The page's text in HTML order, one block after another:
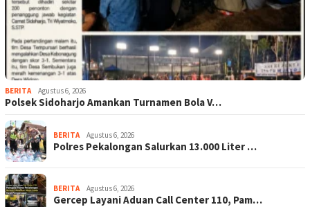
BERITA Agustus 6, 2026
Polsek Sidoharjo Amankan Turnamen Bola V…
BERITA Agustus 6, 2026
Polres Pekalongan Salurkan 13.000 Liter …
BERITA Agustus 6, 2026
Gercep Layani Aduan Call Center 110, Pam…